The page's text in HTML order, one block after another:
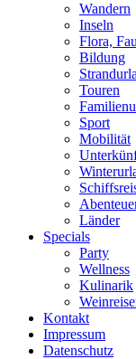
Wandern
Inseln
Flora,
Bildung
Touren
Sport
Mobilität
Länder
Specials
Party
Wellness
Kulinarik
Kontakt
Impressum
Datenschutz